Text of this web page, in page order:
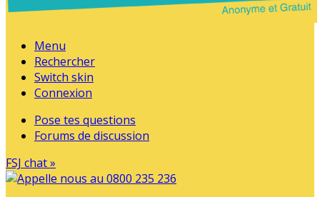
Menu
Rechercher
Switch skin
Connexion
Pose tes questions
Forums de discussion
FSJ chat »